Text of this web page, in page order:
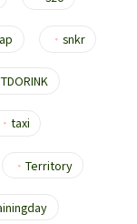
・ snkr
・ taxi
・ Territory